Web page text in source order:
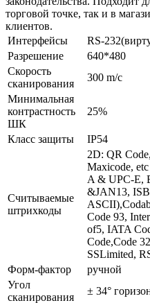
торговой точке, так и в
клиентов.
Интерфейсы
RS-
Разрешение
640*480
Скорость
сканирования
300 m/с
Минимальная
контрастность
ШК
25%
Класс защиты IP54
Считываемые
штрихкоды
2D: QR
Maxicode,
A & UPC-E,
&JAN13,
Code 93,
of5, IATA
Code,Code
SSLimited,
Форм-фактор
ручной
Угол
сканирования
± 34°